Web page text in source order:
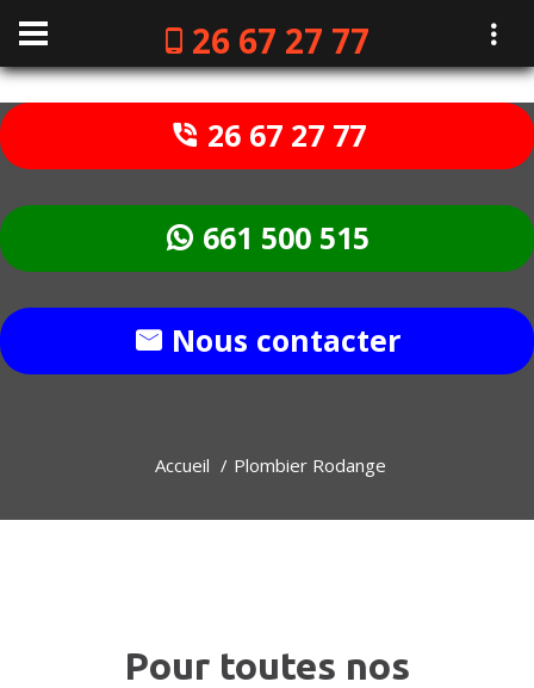
26 67 27 77
26 67 27 77
661 500 515
Nous contacter
Accueil Plombier Rodange
Pour toutes nos